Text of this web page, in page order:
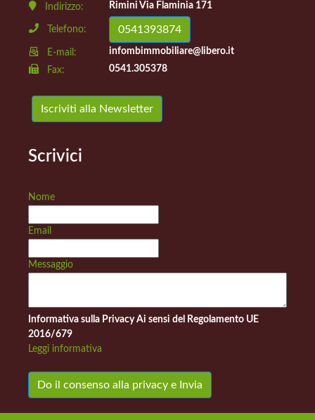
Indirizzo: Rimini Via Flaminia 171
Telefono: 0541393874
E-mail:
infombimmobiliare@libero.it
Fax:
0541.305378
Iscriviti alla Newsletter
Scrivici
Nome
Email
Messaggio
Informativa sulla Privacy Ai sensi del Regolamento UE
2016/679
Leggi informativa
Do il consenso alla privacy e Invia